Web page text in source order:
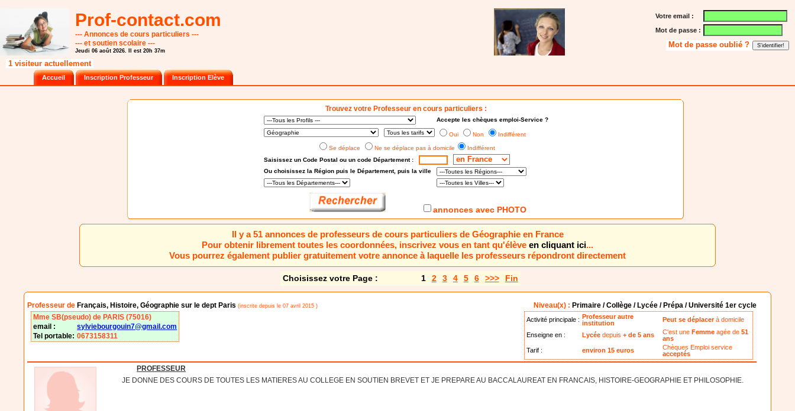
Prof-contact.com
--- Annonces de cours particuliers ---
--- et soutien scolaire ---
Jeudi 06 août 2026. Il est 20h 37m
Votre email :
Mot de passe :
Mot de passe oublié ?
1 visiteur actuellement
Accueil Inscription Professeur Inscription Elève
Trouvez votre Professeur en cours particuliers :
Accepte les chèques emploi-Service ?
Oui Non Indifférent
Se déplace Ne se déplace pas à domicile
Indifférent
Saisissez un Code Postal ou un code Département :
Ou choisissez la Région puis le Département, puis la ville
annonces avec PHOTO
Il y a 51 annonces de professeurs de cours particuliers de Géographie en France
Pour obtenir librement toutes les coordonnées, inscrivez vous en tant qu'élève en cliquant ici...
Vous pourrez également publier gratuitement votre annonce à laquelle les professeurs répondront directement
Choisissez votre Page : 1 2 3 4 5 6 >>> Fin
Professeur de Français, Histoire, Géographie sur le dept Paris (inscrite depuis le 07 avril 2015 ) Niveau(x) : Primaire / Collège / Lycée / Prépa / Université 1er cycle
Activité principale : Professeur autre
institution
Peut se déplacerà domicile
Enseigne en : Lycée depuis+ de 5 ans C'est une Femme agée de51
ans
Tarif :
environ 15 euros
Chèques Emploi service
acceptés
Mme SB(pseudo) de PARIS (75016)
email :
sylviebourgouin7@gmail.com
Tel portable: 0673158311
PROFESSEUR
JE DONNE DES COURS DE TOUTES LES MATIERES AU COLLEGE EN SOUTIEN BREVET ET JE PREPARE AU BACCALAUREAT EN FRANCAIS, HISTOIRE-GEOGRAPHIE ET PHILOSOPHIE.